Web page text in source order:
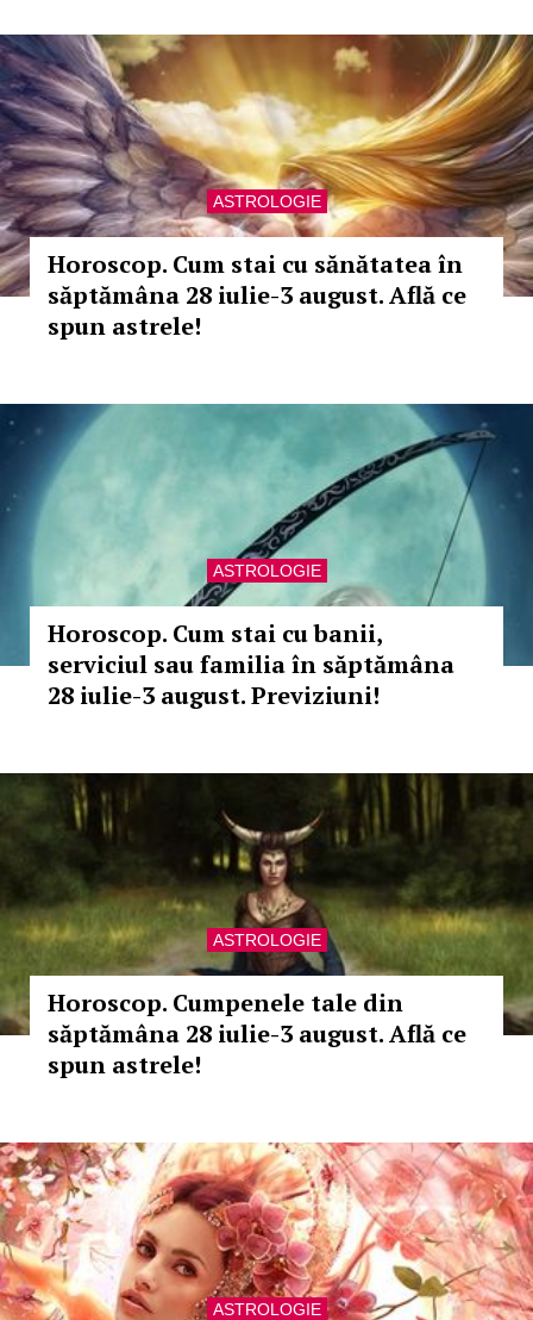
ASTROLOGIE
Horoscop. Cum stai cu sănătatea în
săptămâna 28 iulie-3 august. Află ce
spun astrele!
ASTROLOGIE
Horoscop. Cum stai cu banii,
serviciul sau familia în săptămâna
28 iulie-3 august. Previziuni!
ASTROLOGIE
Horoscop. Cumpenele tale din
săptămâna 28 iulie-3 august. Află ce
spun astrele!
ASTROLOGIE